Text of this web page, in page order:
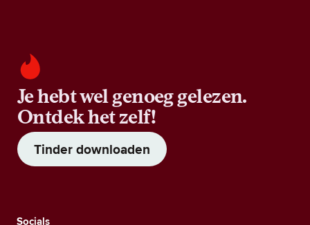
Je hebt wel genoeg gelezen.
Ontdek het zelf!
Tinder downloaden
Socials